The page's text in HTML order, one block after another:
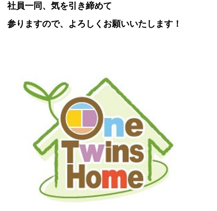
社員一同、気を引き締めて
参りますので、よろしくお願いいたします！